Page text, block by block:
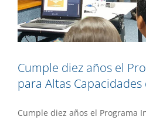
Cumple diez años el
para Altas Capacidades
Cumple diez años el Programa